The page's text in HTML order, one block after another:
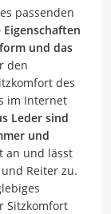
passenden
und das
den
des
im Internet
Leder sind
und
an und lässt
Reiter zu.
Sitzkomfort